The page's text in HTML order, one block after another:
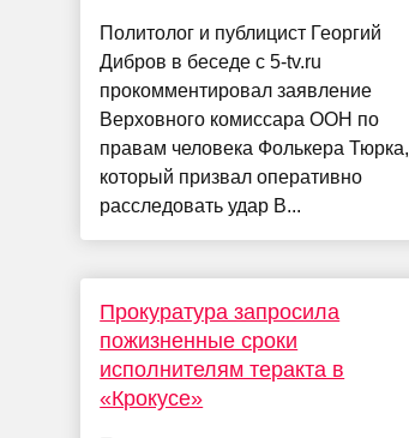
Политолог и публицист Георгий
Дибров в беседе с 5-tv.ru
прокомментировал заявление
Верховного комиссара ООН по
правам человека Фолькера Тюрка,
который призвал оперативно
расследовать удар В...
Прокуратура запросила
пожизненные сроки
исполнителям теракта в
«Крокусе»